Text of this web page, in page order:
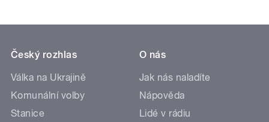
Český rozhlas
Válka na Ukrajině
Komunální volby
Stanice
O nás
Jak nás naladíte
Nápověda
Lidé v rádiu